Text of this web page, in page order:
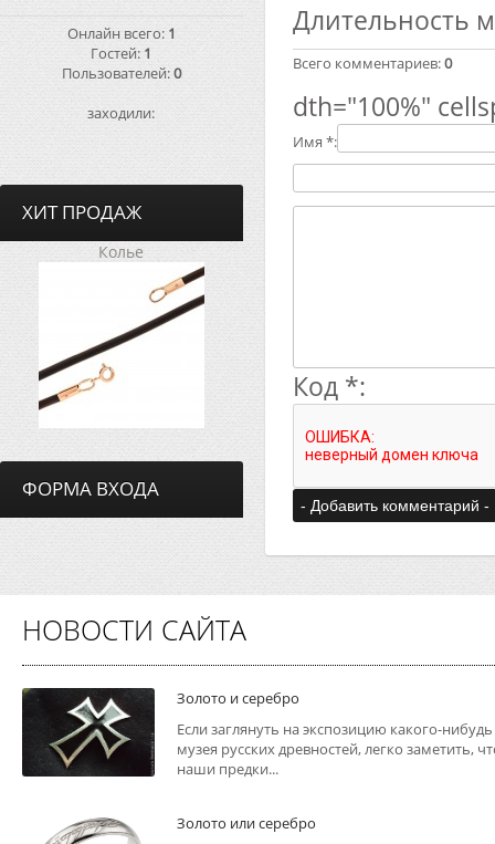
Онлайн всего: 1
Гостей: 1
Пользователей:0
заходили:
ХИТ ПРОДАЖ
Колье
ФОРМА ВХОДА
Длительность
Всего комментариев:0
dth="100%"
Имя *:
Код *:
НОВОСТИ САЙТА
Золото и серебро
Если заглянуть на экспозицию какого-нибудь
музея русских древностей, легко заметить,
наши предки...
Золото или серебро